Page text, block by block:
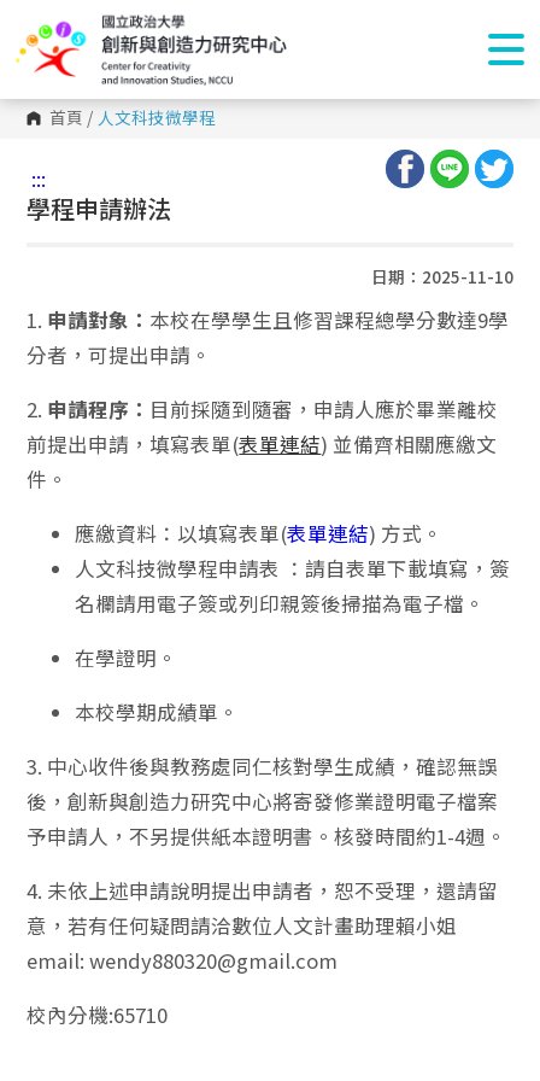
首頁 / 人文科技微學程
:::
學程申請辦法
日期：2025-11-10
1. 申請對象： 本校在學學生且修習課程總學分數達9學
分者，可提出申請。
2. 申請程序： 目前採隨到隨審，申請人應於畢業離校
前提出申請，填寫表單(表單連結) 並備齊相關應繳文
件。
應繳資料：以填寫表單(表單連結) 方式。
人文科技微學程申請表 ：請自表單下載填寫，簽
名欄請用電子簽或列印親簽後掃描為電子檔。
在學證明。
本校學期成績單。
3. 中心收件後與教務處同仁核對學生成績，確認無誤
後，創新與創造力研究中心將寄發修業證明電子檔案
予申請人，不另提供紙本證明書。核發時間約1-4週。
4. 未依上述申請說明提出申請者，恕不受理，還請留
意，若有任何疑問請洽數位人文計畫助理賴小姐
email: wendy880320@gmail.com
校內分機:65710